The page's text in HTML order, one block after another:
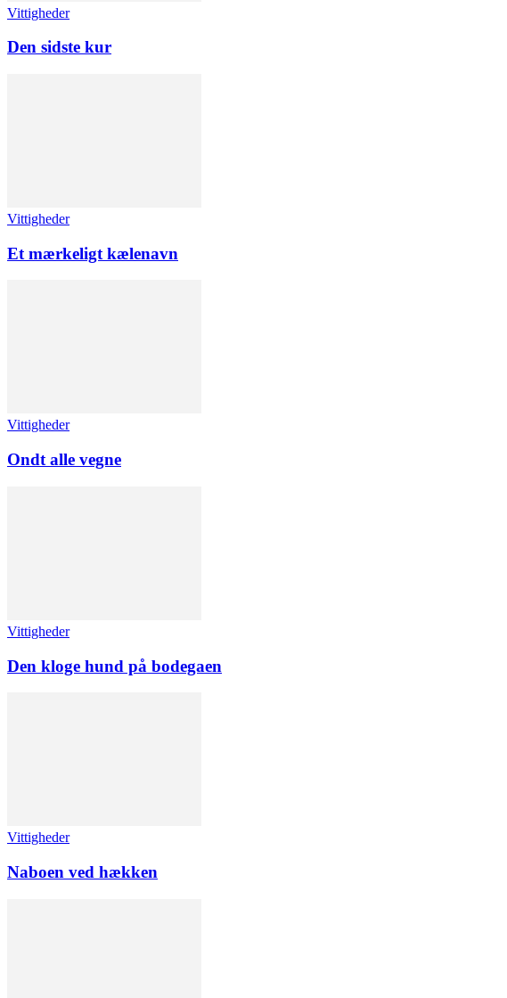
Vittigheder
Den sidste kur
Vittigheder
Et mærkeligt kælenavn
Vittigheder
Ondt alle vegne
Vittigheder
Den kloge hund på bodegaen
Vittigheder
Naboen ved hækken